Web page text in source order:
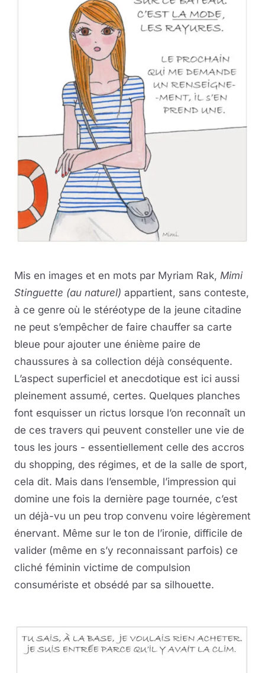
Mis en images et en mots par Myriam Rak, Mimi
Stinguette (au naturel) appartient, sans conteste,
à ce genre où le stéréotype de la jeune citadine
ne peut s’empêcher de faire chauffer sa carte
bleue pour ajouter une énième paire de
chaussures à sa collection déjà conséquente.
L’aspect superficiel et anecdotique est ici aussi
pleinement assumé, certes. Quelques planches
font esquisser un rictus lorsque l’on reconnaît un
de ces travers qui peuvent consteller une vie de
tous les jours - essentiellement celle des accros
du shopping, des régimes, et de la salle de sport,
cela dit. Mais dans l’ensemble, l’impression qui
domine une fois la dernière page tournée, c’est
un déjà-vu un peu trop convenu voire légèrement
énervant. Même sur le ton de l’ironie, difficile de
valider (même en s’y reconnaissant parfois) ce
cliché féminin victime de compulsion
consumériste et obsédé par sa silhouette.